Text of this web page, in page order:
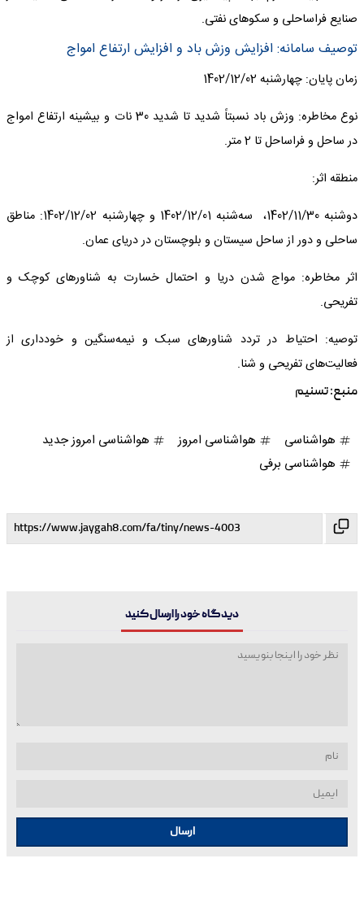
صنایع فراساحلی و سکوهای نفتی.
توصیف سامانه: افزایش وزش باد و افزایش ارتفاع امواج
زمان پایان: چهارشنبه 1402/12/02
نوع مخاطره: وزش باد نسبتاً شدید تا شدید 30 نات و بیشینه ارتفاع امواج
در ساحل و فراساحل تا 2 متر.
منطقه اثر:
دوشنبه 1402/11/30، سه‌شنبه 1402/12/01 و چهارشنبه 1402/12/02: مناطق
ساحلی و دور از ساحل سیستان و بلوچستان در دریای عمان.
اثر مخاطره: مواج شدن دریا و احتمال خسارت به شناورهای کوچک و
تفریحی.
توصیه: احتیاط در تردد شناورهای سبک و نیمه‌سنگین و خودداری از
فعالیت‌های تفریحی و شنا.
منبع:تسنیم
هواشناسی هواشناسی امروز
هواشناسی امروز جدید
هواشناسی برفی
دیدگاه خود را ارسال کنید
ارسال